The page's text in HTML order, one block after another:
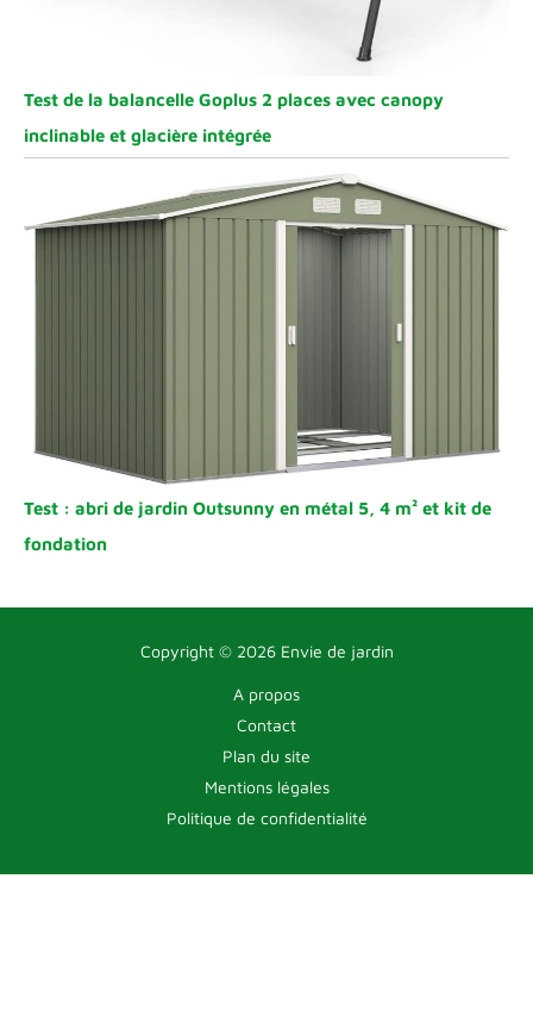
Test de la balancelle Goplus 2 places avec canopy
inclinable et glacière intégrée
Test : abri de jardin Outsunny en métal 5, 4 m² et kit de
fondation
Copyright © 2026 Envie de jardin
A propos
Contact
Plan du site
Mentions légales
Politique de confidentialité